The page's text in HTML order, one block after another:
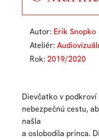
Autor: Erik Snopko
Ateliér:
Rok: 2019/2020
Dievčatko v
nebezpečnú cestu,
našla
a oslobodila princa.